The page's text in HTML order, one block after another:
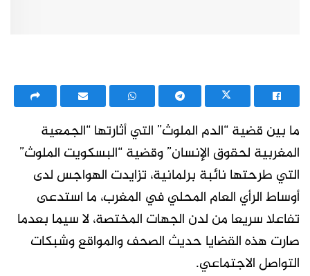
ما بين قضية “الدم الملوث” التي أثارتها “الجمعية
المغربية لحقوق الإنسان” وقضية “البسكويت الملوث”
التي طرحتها نائبة برلمانية، تزايدت الهواجس لدى
أوساط الرأي العام المحلي في المغرب، ما استدعى
تفاعلا سريعا من لدن الجهات المختصة، لا سيما بعدما
صارت هذه القضايا حديث الصحف والمواقع وشبكات
التواصل الاجتماعي.